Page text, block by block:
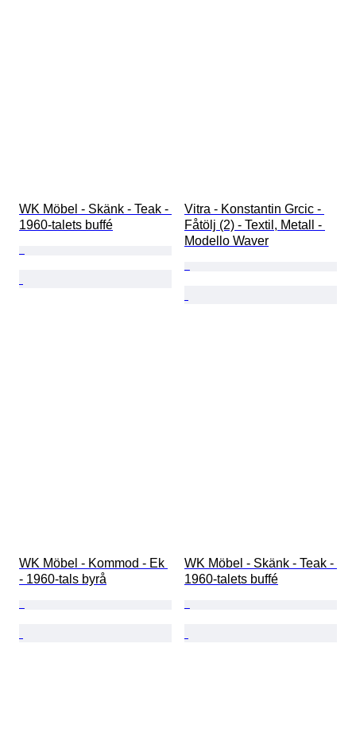
WK Möbel - Skänk - Teak -
1960-talets buffé
Vitra - Konstantin Grcic -
Fåtölj (2) - Textil, Metall -
Modello Waver
WK Möbel - Kommod - Ek
- 1960-tals byrå
WK Möbel - Skänk - Teak -
1960-talets buffé